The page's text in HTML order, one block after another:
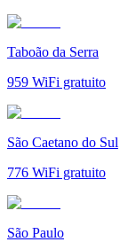
Taboão da Serra
959 WiFi gratuito
São Caetano do Sul
776 WiFi gratuito
São Paulo